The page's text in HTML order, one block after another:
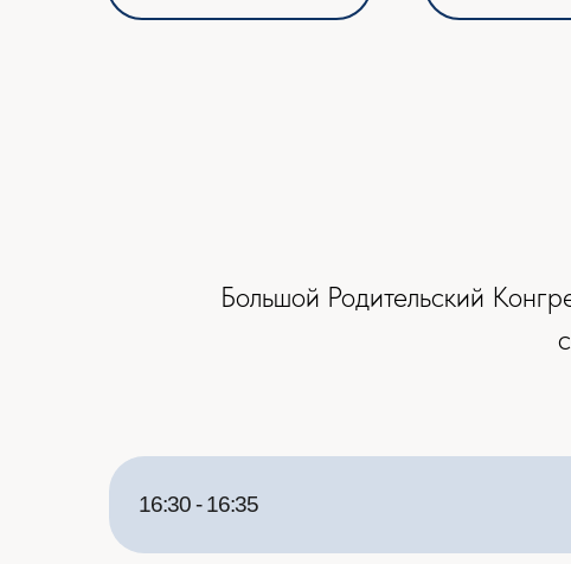
Большой Родительский
16:30 - 16:35